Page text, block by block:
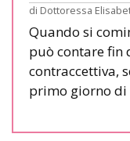
di Dottoressa
Quando si
può contare fin
contraccettiva,
primo giorno di